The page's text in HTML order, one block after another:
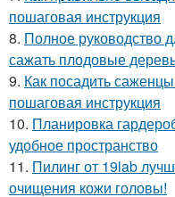
пошаговая инструкция
8. Полное руководство
сажать плодовые
9. Как посадить
пошаговая инструкция
10. Планировка
удобное пространство
11. Пилинг от 19lab
очищения кожи головы!